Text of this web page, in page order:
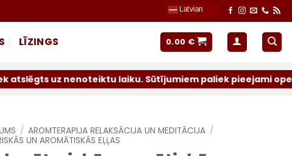
Latvian
LĪZINGS 0.00 €
laiku. Sūtījumiem paliek pieejami operatori:
/ AROMTERAPIJA RELAKSĀCIJA UN MEDITĀCIJA /
UN AROMĀTISKĀS EĻĻAS